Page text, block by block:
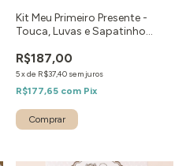
Kit Meu Primeiro Presente -
Touca, Luvas e Sapatinho
R$187,00
5xde R$37,40 sem juros
R$177,65 com Pix
Comprar